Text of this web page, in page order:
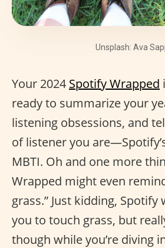
Unsplash: Ava
Your 2024 Spotify Wrapped
ready to summarize your
listening obsessions, and
of listener you
MBTI. Oh and one more
Wrapped might even
grass.” Just kidding, Spotify
you to touch grass, but
though while you’re diving